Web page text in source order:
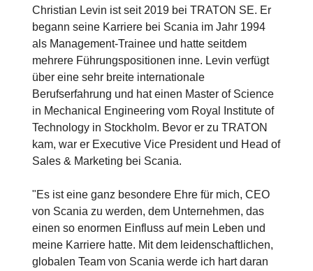
Christian Levin ist seit 2019 bei TRATON SE. Er
begann seine Karriere bei Scania im Jahr 1994
als Management-Trainee und hatte seitdem
mehrere Führungspositionen inne. Levin verfügt
über eine sehr breite internationale
Berufserfahrung und hat einen Master of Science
in Mechanical Engineering vom Royal Institute of
Technology in Stockholm. Bevor er zu TRATON
kam, war er Executive Vice President und Head of
Sales & Marketing bei Scania.
"Es ist eine ganz besondere Ehre für mich, CEO
von Scania zu werden, dem Unternehmen, das
einen so enormen Einfluss auf mein Leben und
meine Karriere hatte. Mit dem leidenschaftlichen,
globalen Team von Scania werde ich hart daran